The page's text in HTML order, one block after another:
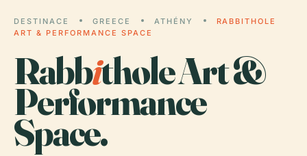
DESTINACE GREECE ATHÉNY
RABBITHOLE
ART & PERFORMANCE SPACE
Rabbithole Art &
Performance
Space.